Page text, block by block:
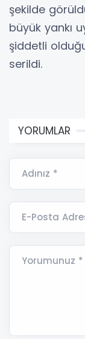
şekilde
büyük yankı
şiddetli
serildi.
YORUMLAR
Adınız *
E-Posta
Yorumunuz *